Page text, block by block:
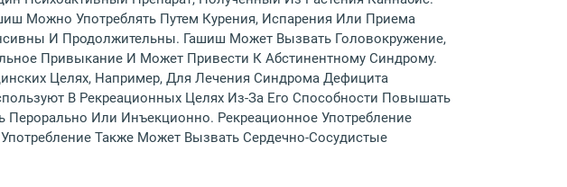
Можно Употреблять Путем Курения, Испарения Или Приема
И Продолжительны. Гашиш Может Вызвать Головокружение,
Привыкание И Может Привести К Абстинентному Синдрому.
Целях, Например, Для Лечения Синдрома Дефицита
В Рекреационных Целях Из-За Его Способности Повышать
Или Инъекционно. Рекреационное Употребление
Также Может Вызвать Сердечно-Сосудистые